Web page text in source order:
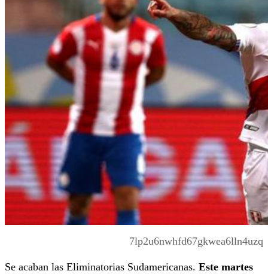
7lp2u6nwhfd67gkwea6lln4uzq
Se acaban las Eliminatorias Sudamericanas. Este martes